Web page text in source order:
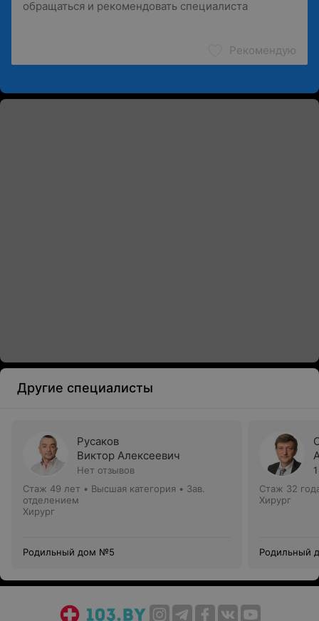
Рекомендую
Другие специалисты
Русаков
Виктор Алексеевич
Нет отзывов
Стаж 49 лет • Высшая категория • Зав.
отделением
Хирург
Родильный дом №5
Стаж 32
Хирург
Родильный